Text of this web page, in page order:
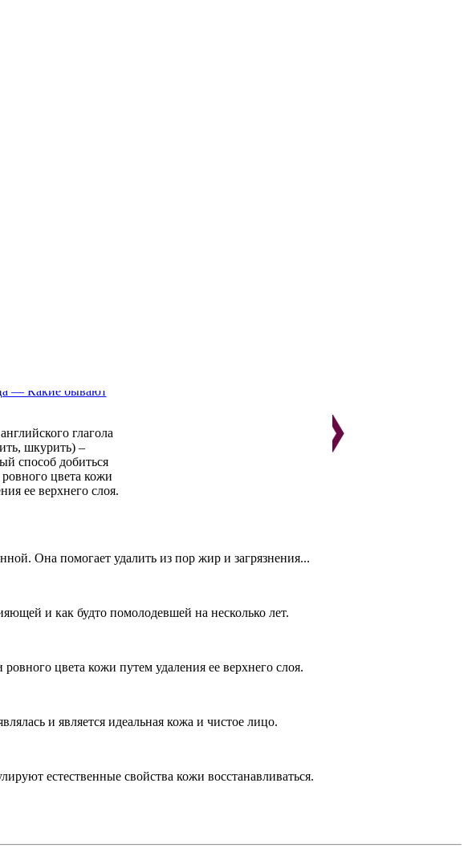
— Какие бывают
глагола
шкурить) –
способ добиться
ровного цвета кожи
ее верхнего слоя.
Она помогает удалить из пор жир и загрязнения...
и как будто помолодевшей на несколько лет.
цвета кожи путем удаления ее верхнего слоя.
и является идеальная кожа и чистое лицо.
естественные свойства кожи восстанавливаться.